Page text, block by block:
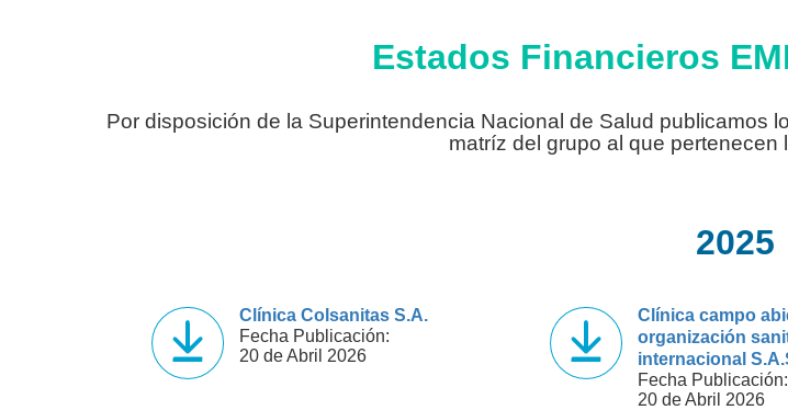
Estados Financieros
Por disposición de la Superintendencia Nacional de Salud publicamos
matríz del grupo al que pertenecen
2025
Clínica Colsanitas S.A.
Fecha Publicación:
20 de Abril 2026
Clínica campo
organización
internacional
Fecha Publicación:
20 de Abril 2026